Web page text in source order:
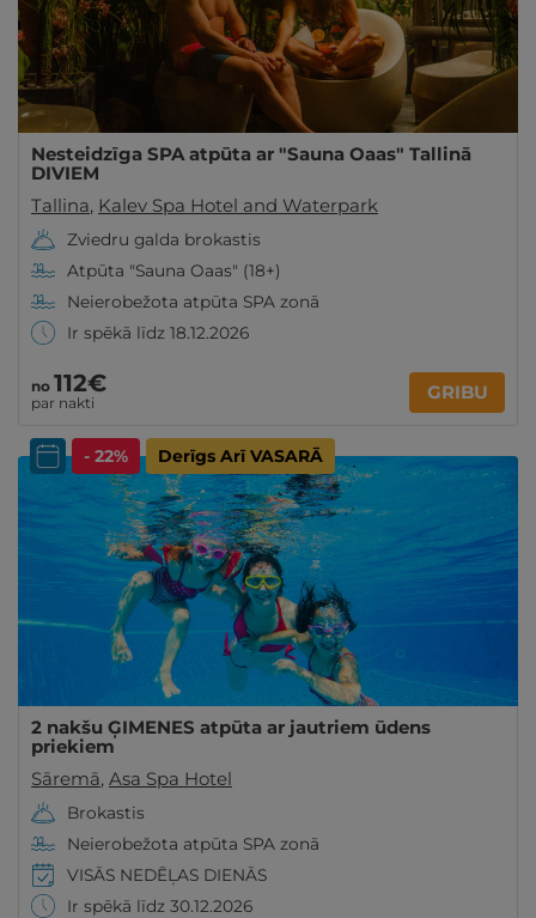
Nesteidzīga SPA atpūta ar "Sauna Oaas" Tallinā
DIVIEM
Tallina, Kalev Spa Hotel and Waterpark
Zviedru galda brokastis
Atpūta "Sauna Oaas" (18+)
Neierobežota atpūta SPA zonā
Ir spēkā līdz 18.12.2026
no 112€
par nakti GRIBU
- 22% Derīgs Arī VASARĀ
2 nakšu ĢIMENES atpūta ar jautriem ūdens
priekiem
Sāremā, Asa Spa Hotel
Brokastis
Neierobežota atpūta SPA zonā
VISĀS NEDĒĻAS DIENĀS
Ir spēkā līdz 30.12.2026